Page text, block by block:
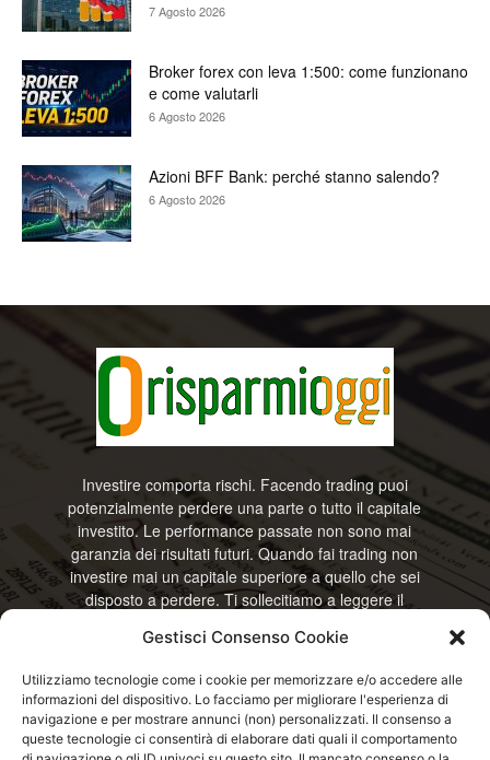
Gestisci Consenso Cookie
Utilizziamo tecnologie come i cookie per memorizzare e/o accedere alle
informazioni del dispositivo. Lo facciamo per migliorare l'esperienza di
navigazione e per mostrare annunci (non) personalizzati. Il consenso a
queste tecnologie ci consentirà di elaborare dati quali il comportamento
7 Agosto 2026
Broker forex con leva 1:500: come funzionano
e come valutarli
6 Agosto 2026
Azioni BFF Bank: perché stanno salendo?
6 Agosto 2026
Investire comporta rischi. Facendo trading puoi
potenzialmente perdere una parte o tutto il capitale
investito. Le performance passate non sono mai
garanzia dei risultati futuri. Quando fai trading non
investire mai un capitale superiore a quello che sei
disposto a perdere. Ti sollecitiamo a leggere il
RisparmiOggi non offre alcun genere di consulenza
informazioni riportate. Continuando ad accedere o
a usare questo sito o ogni servizio disponibile
questo sito, dichiari di accettare termini e condizioni